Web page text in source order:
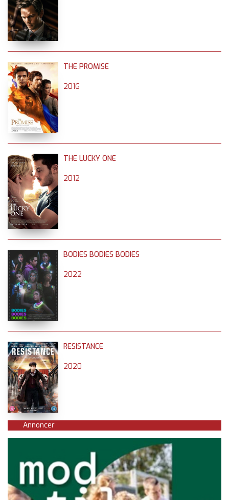
THE PROMISE
2016
THE LUCKY ONE
2012
BODIES BODIES BODIES
2022
RESISTANCE
2020
Annoncer